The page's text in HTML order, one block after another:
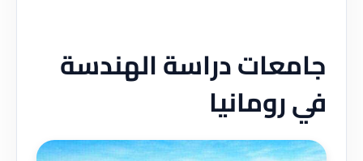
جامعات دراسة الهندسة
في رومانيا